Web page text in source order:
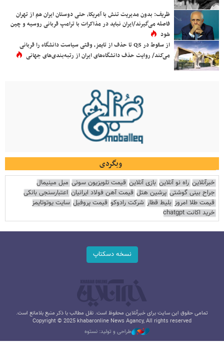
ظریف: بدون مدیریت تنش با آمریکا، حتی دوستان ایران هم از تهران
فاصله می‌گیرند/ایران نباید در مذاکرات با ترامپ قربانی روسیه و چین
شود
از سقوط در QS تا حذف از تایمز، وقتی سیاست دانشگاه را قربانی
می‌کند/ روایت حذف دانشگاه‌های ایران از رتبه‌بندی‌های جهانی
وبگردی
خبرآنلاین راه نو آنلاین بازی آنلاین قیمت تلویزیون سونی مبل مینیمال
جراح بینی گوشتی پرشین هتل قیمت آهن فولاد ایرانیان اعتبارسنجی بانکی
قیمت طلا امروز بلیط قطار شرکت رادوکو قیمت پروفیل سایت یوتوتایمز
خرید اکانت chatgpt
نسخه دسکتاپ
تمامی حقوق این سایت برای خبرآنلاین محفوظ است. نقل مطالب با ذکر منبع بلامانع است.
Copyright © 2025 khabaronline News Agancy, All rights reserved
طراحی و تولید: نستوه